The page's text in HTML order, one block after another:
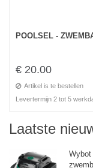
POOLSEL -
€ 20.00
Artikel is te bestellen
Levertermijn 2 tot 5
Laatste
Wybot